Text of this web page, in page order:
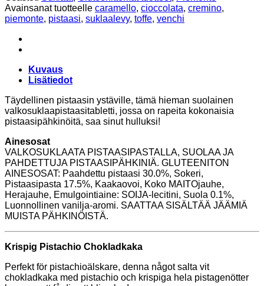
Avainsanat tuotteelle caramello, cioccolata, cremino,
piemonte, pistaasi, suklaalevy, toffe, venchi
Kuvaus
Lisätiedot
Täydellinen pistaasin ystäville, tämä hieman suolainen
valkosuklaapistaasitabletti, jossa on rapeita kokonaisia
pistaasipähkinöitä, saa sinut hulluksi!
Ainesosat
VALKOSUKLAATA PISTAASIPASTALLA, SUOLAA JA
PAHDETTUJA PISTAASIPÄHKINIÄ. GLUTEENITON
AINESOSAT: Paahdettu pistaasi 30.0%, Sokeri,
Pistaasipasta 17.5%, Kaakaovoi, Koko MAITOjauhe,
Herajauhe, Emulgointiaine: SOIJA-lecitini, Suola 0.1%,
Luonnollinen vanilja-aromi. SAATTAA SISÄLTÄÄ JÄÄMIÄ
MUISTA PÄHKINÖISTÄ.
Krispig Pistachio Chokladkaka
Perfekt för pistachioälskare, denna något salta vit
chokladkaka med pistachio och krispiga hela pistagenötter